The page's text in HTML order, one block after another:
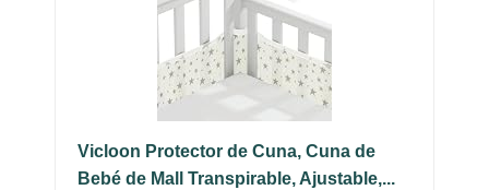
Vicloon Protector de Cuna, Cuna de
Bebé de Mall Transpirable, Ajustable,...